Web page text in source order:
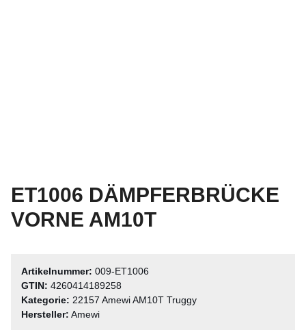
ET1006 DÄMPFERBRÜCKE
VORNE AM10T
Artikelnummer: 009-ET1006
GTIN: 4260414189258
Kategorie: 22157 Amewi AM10T Truggy
Hersteller: Amewi